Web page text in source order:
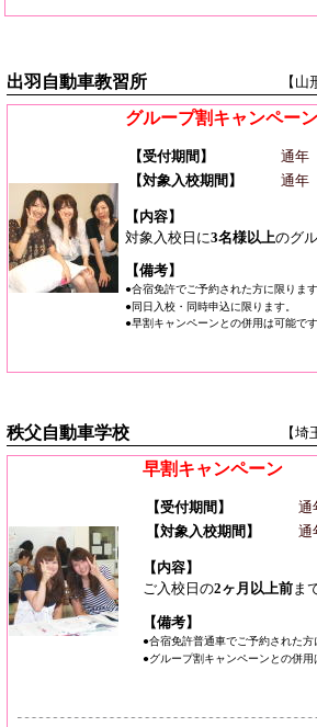
出羽自動車教習所 【
グループ割キャンペーン
【受付期間】
通年
【対象入校期間】
通年
【内容】
対象入校日に3名様以上のグ
【備考】
●合宿免許でご予約された方に限りま
●同日入校・同時申込に限ります。
●早割キャンペーンとの併用は可能で
秩父自動車学校 【
早割キャンペーン
【受付期間】
通
【対象入校期間】
通
【内容】
ご入校日の2ヶ月以上前ま
【備考】
●合宿免許普通車でご予約された方
●グループ割キャンペーンとの併用